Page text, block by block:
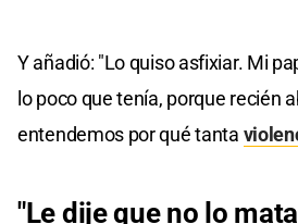
Y añadió: "Lo quiso asfixiar. Mi
lo poco que tenía, porque recién
entendemos por qué tanta
"Le dije que no lo